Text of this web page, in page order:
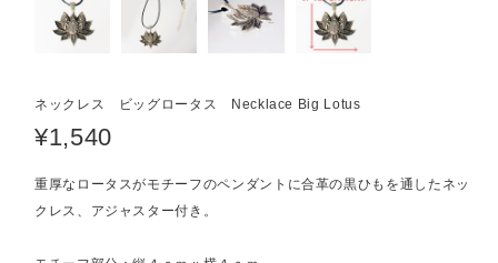
ネックレス ビッグロータス Necklace Big Lotus
¥1,540
重厚なロータスがモチーフのペンダントに合革の黒ひもを通したネッ
クレス、アジャスター付き。